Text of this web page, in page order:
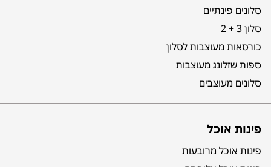
סלונים פינתיים
סלון 3 + 2
כורסאות מעוצבות לסלון
ספות שזלונג מעוצבות
סלונים מעוצבים
פינות אוכל
פינות אוכל מרובעות